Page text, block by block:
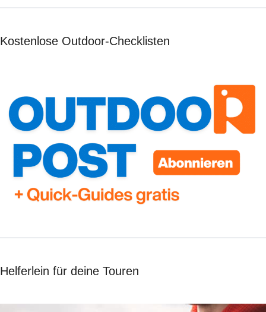
Kostenlose Outdoor-Checklisten
Helferlein für deine Touren